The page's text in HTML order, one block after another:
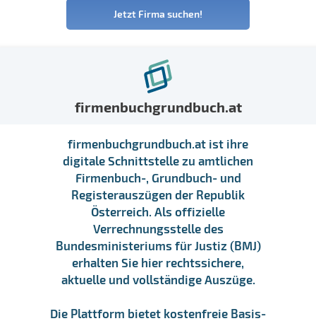
Jetzt Firma suchen!
firmenbuchgrundbuch.at
firmenbuchgrundbuch.at ist ihre
digitale Schnittstelle zu amtlichen
Firmenbuch-, Grundbuch- und
Registerauszügen der Republik
Österreich. Als offizielle
Verrechnungsstelle des
Bundesministeriums für Justiz (BMJ)
erhalten Sie hier rechtssichere,
aktuelle und vollständige Auszüge.
Die Plattform bietet kostenfreie Basis-